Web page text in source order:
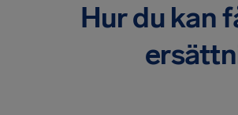
Hur du kan